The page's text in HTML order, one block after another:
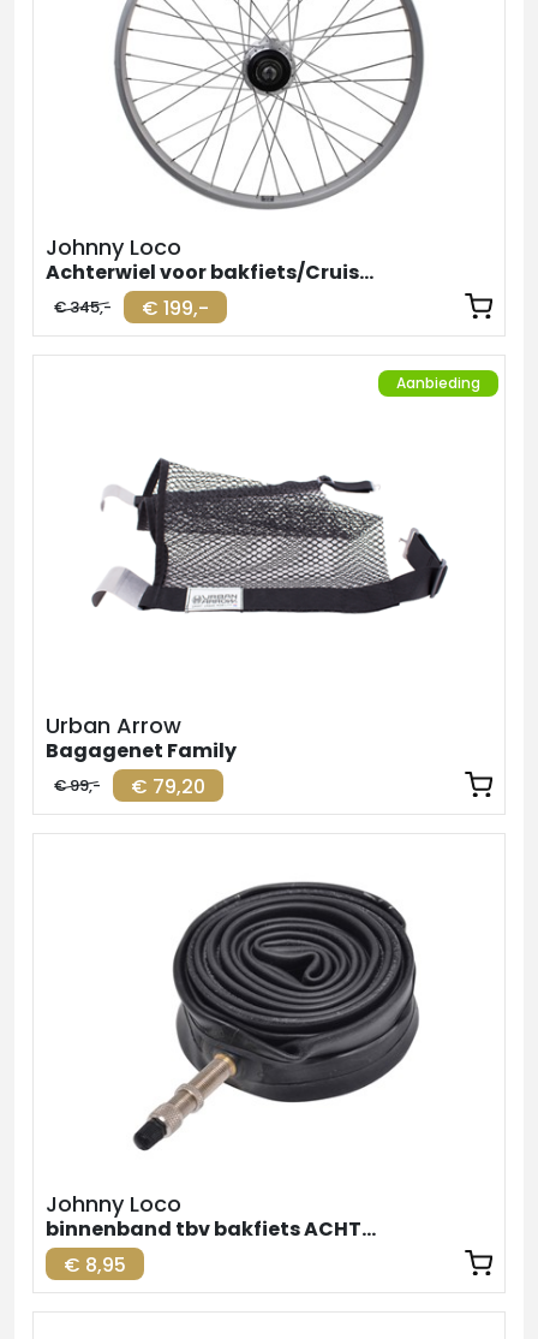
Johnny Loco
Achterwiel voor bakfiets/Cruiser Shimano Nexus 7
€ 199,-
€ 345,-
Aanbieding
Urban Arrow
Bagagenet Family
€ 79,20
€ 99,-
Johnny Loco
binnenband tbv bakfiets ACHTER
€ 8,95